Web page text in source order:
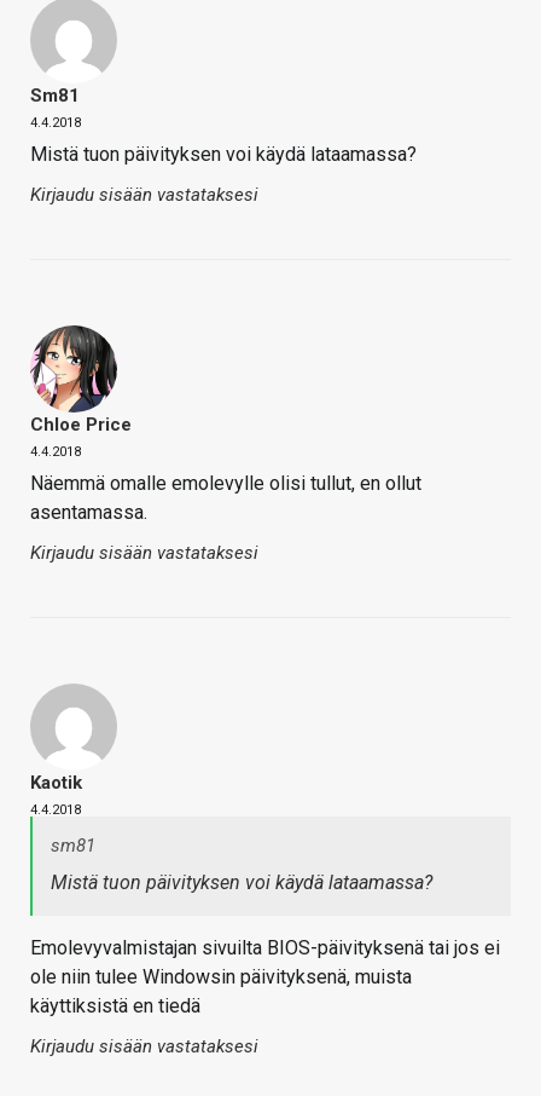
Sm81
4.4.2018
Mistä tuon päivityksen voi käydä lataamassa?
Kirjaudu sisään vastataksesi
Chloe Price
4.4.2018
Näemmä omalle emolevylle olisi tullut, en ollut
asentamassa.
Kirjaudu sisään vastataksesi
Kaotik
4.4.2018
sm81
Mistä tuon päivityksen voi käydä lataamassa?
Emolevyvalmistajan sivuilta BIOS-päivityksenä tai jos ei
ole niin tulee Windowsin päivityksenä, muista
käyttiksistä en tiedä
Kirjaudu sisään vastataksesi